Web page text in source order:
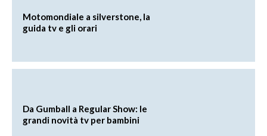
Motomondiale a silverstone, la
guida tv e gli orari
Da Gumball a Regular Show: le
grandi novità tv per bambini